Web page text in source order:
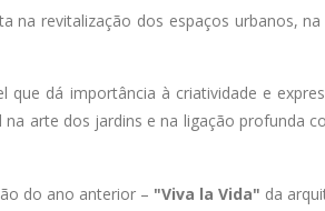
na revitalização dos espaços urbanos,
que dá importância à criatividade e
arte dos jardins e na ligação profunda
do ano anterior – "Viva la Vida" da